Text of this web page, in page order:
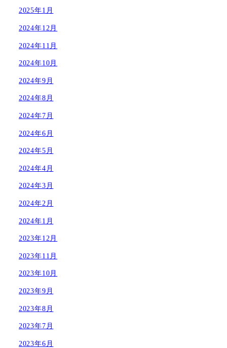
2025年1月
2024年12月
2024年11月
2024年10月
2024年9月
2024年8月
2024年7月
2024年6月
2024年5月
2024年4月
2024年3月
2024年2月
2024年1月
2023年12月
2023年11月
2023年10月
2023年9月
2023年8月
2023年7月
2023年6月